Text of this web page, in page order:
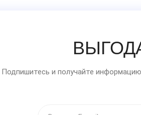
Подпишитесь и получайте